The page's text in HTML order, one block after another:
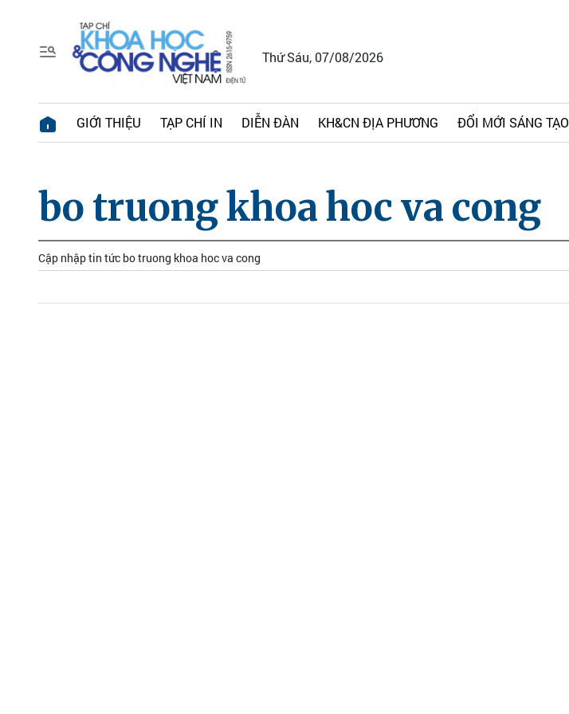
Thứ Sáu, 07/08/2026
GIỚI THIỆU TẠP CHÍ IN DIỄN ĐÀN KH&CN ĐỊA PHƯƠNG ĐỔI MỚI SÁNG TẠO
bo truong khoa hoc va cong
Cập nhập tin tức bo truong khoa hoc va cong